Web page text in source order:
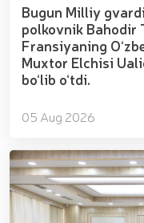
Bugun Milliy
polkovnik Bahodir
Fransiyaning
Muxtor Elchisi
bo‘lib o‘tdi.
05 Aug 2026